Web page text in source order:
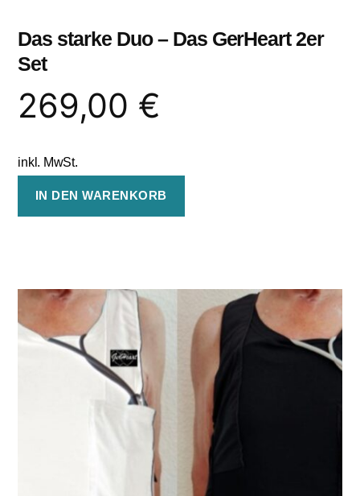
Das starke Duo – Das GerHeart 2er
Set
269,00 €
inkl. MwSt.
IN DEN WARENKORB